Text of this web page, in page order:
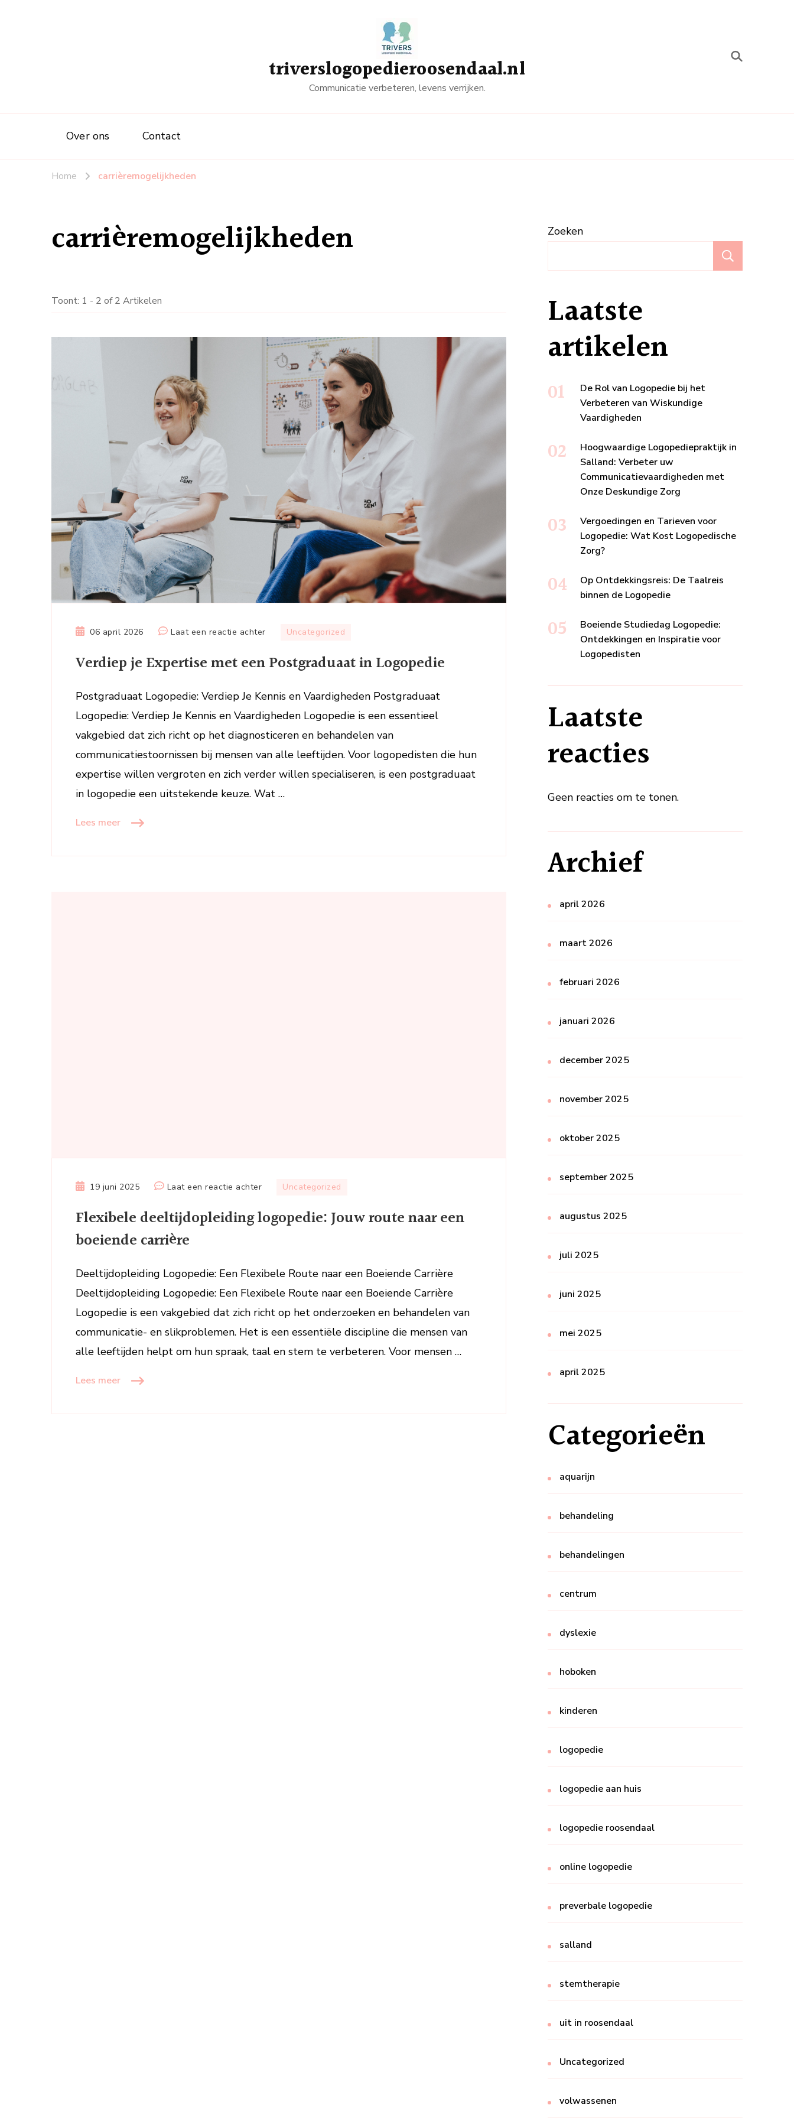
triverslogopedieroosendaal.nl
Communicatie verbeteren, levens verrijken.
Over ons Contact
Home carrièremogelijkheden
carrièremogelijkheden
Toont: 1 - 2 of 2 Artikelen
06 april 2026 Laat een reactie achterop
je
met
Postgraduaat
in
Logopedie
Uncategorized
Verdiep je Expertise met een Postgraduaat in Logopedie
Postgraduaat Logopedie: Verdiep Je Kennis en Vaardigheden Postgraduaat
Logopedie: Verdiep Je Kennis en Vaardigheden Logopedie is een essentieel
vakgebied dat zich richt op het diagnosticeren en behandelen van
communicatiestoornissen bij mensen van alle leeftijden. Voor logopedisten die hun
expertise willen vergroten en zich verder willen specialiseren, is een postgraduaat
in logopedie een uitstekende keuze. Wat …
Lees meer
19 juni 2025 Laat een reactie achterop
deeltijdopleiding
naar
een
boeiende
Uncategorized
Flexibele deeltijdopleiding logopedie: Jouw route naar een
boeiende carrière
Deeltijdopleiding Logopedie: Een Flexibele Route naar een Boeiende Carrière
Deeltijdopleiding Logopedie: Een Flexibele Route naar een Boeiende Carrière
Logopedie is een vakgebied dat zich richt op het onderzoeken en behandelen van
communicatie- en slikproblemen. Het is een essentiële discipline die mensen van
alle leeftijden helpt om hun spraak, taal en stem te verbeteren. Voor mensen …
Lees meer
Zoeken
Laatste
artikelen
De Rol van Logopedie bij het
Verbeteren van Wiskundige
Vaardigheden
Hoogwaardige Logopediepraktijk in
Salland: Verbeter uw
Communicatievaardigheden met
Onze Deskundige Zorg
Vergoedingen en Tarieven voor
Logopedie: Wat Kost Logopedische
Zorg?
Op Ontdekkingsreis: De Taalreis
binnen de Logopedie
Boeiende Studiedag Logopedie:
Ontdekkingen en Inspiratie voor
Logopedisten
Laatste
reacties
Geen reacties om te tonen.
Archief
april 2026
maart 2026
februari 2026
januari 2026
december 2025
november 2025
oktober 2025
september 2025
augustus 2025
juli 2025
juni 2025
mei 2025
april 2025
Categorieën
aquarijn
behandeling
behandelingen
centrum
dyslexie
hoboken
kinderen
logopedie
logopedie aan huis
logopedie roosendaal
online logopedie
preverbale logopedie
salland
stemtherapie
uit in roosendaal
Uncategorized
volwassenen